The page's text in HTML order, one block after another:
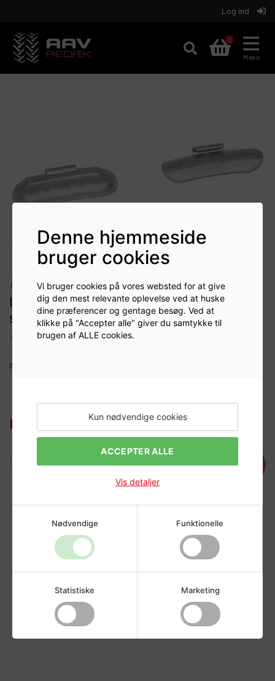
Denne hjemmeside
bruger cookies
Vi bruger cookies på vores websted for at give
dig den mest relevante oplevelse ved at huske
dine præferencer og gentage besøg. Ved at
klikke på "Accepter alle" giver du samtykke til
brugen af ALLE cookies.
Kun nødvendige cookies
ACCEPTER ALLE
Vis detaljer
Nødvendige Funktionelle
Statistiske Marketing
Log ind
0
Menu
ITALMATIC STD. Vægt 55 g (Æske á 50
stk.)
afbalancering
Varenr: 918455
3090711
Log ind for at se priser
Læg i kurv